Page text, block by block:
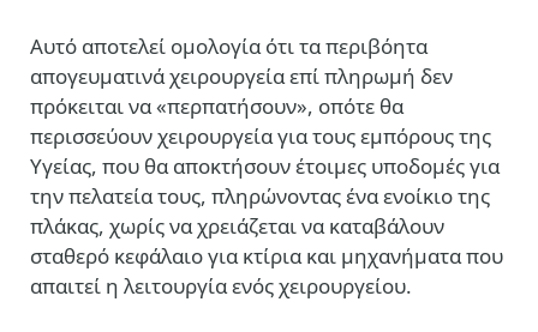
Αυτό αποτελεί ομολογία ότι τα περιβόητα
απογευματινά χειρουργεία επί πληρωμή δεν
πρόκειται να «περπατήσουν», οπότε θα
περισσεύουν χειρουργεία για τους εμπόρους της
Υγείας, που θα αποκτήσουν έτοιμες υποδομές για
την πελατεία τους, πληρώνοντας ένα ενοίκιο της
πλάκας, χωρίς να χρειάζεται να καταβάλουν
σταθερό κεφάλαιο για κτίρια και μηχανήματα που
απαιτεί η λειτουργία ενός χειρουργείου.